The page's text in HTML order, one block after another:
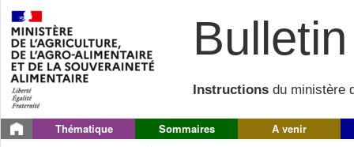
Instructions du ministère
Thématique Sommaires A venir